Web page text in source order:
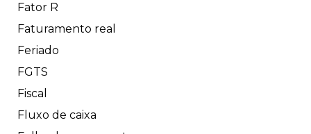
Fator R
Faturamento real
Feriado
FGTS
Fiscal
Fluxo de caixa